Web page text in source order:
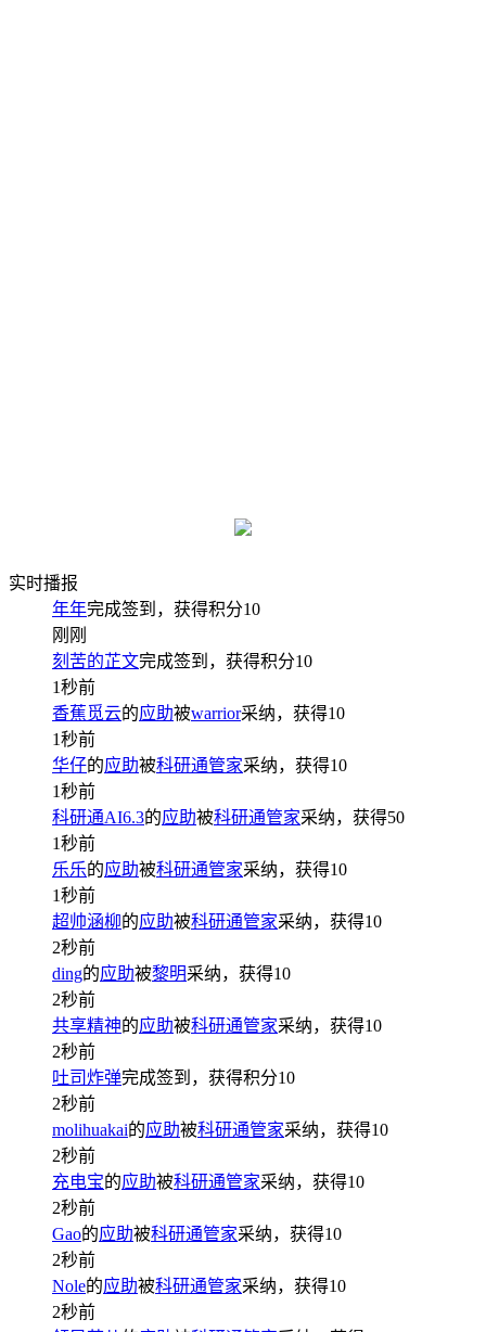
实时播报
年年完成签到，获得积分10
刚刚
刻苦的芷文完成签到，获得积分10
1秒前
香蕉觅云的应助被warrior采纳，获得10
1秒前
华仔的应助被科研通管家采纳，获得10
1秒前
科研通AI6.3的应助被科研通管家采纳，获得50
1秒前
乐乐的应助被科研通管家采纳，获得10
1秒前
超帅涵柳的应助被科研通管家采纳，获得10
2秒前
ding的应助被黎明采纳，获得10
2秒前
共享精神的应助被科研通管家采纳，获得10
2秒前
吐司炸弹完成签到，获得积分10
2秒前
molihuakai的应助被科研通管家采纳，获得10
2秒前
充电宝的应助被科研通管家采纳，获得10
2秒前
Gao的应助被科研通管家采纳，获得10
2秒前
Nole的应助被科研通管家采纳，获得10
2秒前